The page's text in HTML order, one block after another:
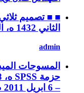
الثاني 1432 ه، الموافق 30 أبريل – 4 مايو 2011 م
admin
المسوحات
– 6 ابريل 2011 م